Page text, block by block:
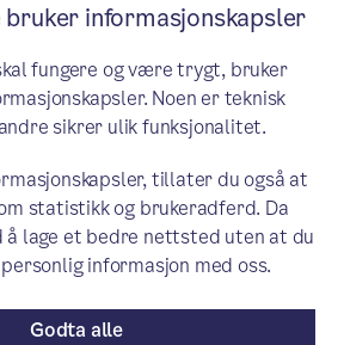
20 millioner
i Oslo​
en viktig trygghet for
bevilger 20
for å bidra til enda bedre
ventetid på
bruker informasjonskapsler
fungere og være trygt, bruker
Noen er teknisk
sikrer ulik funksjonalitet.
tillater du også at
statistikk og brukeradferd. Da
å lage et bedre nettsted uten at du
informasjon med oss.
Godta alle